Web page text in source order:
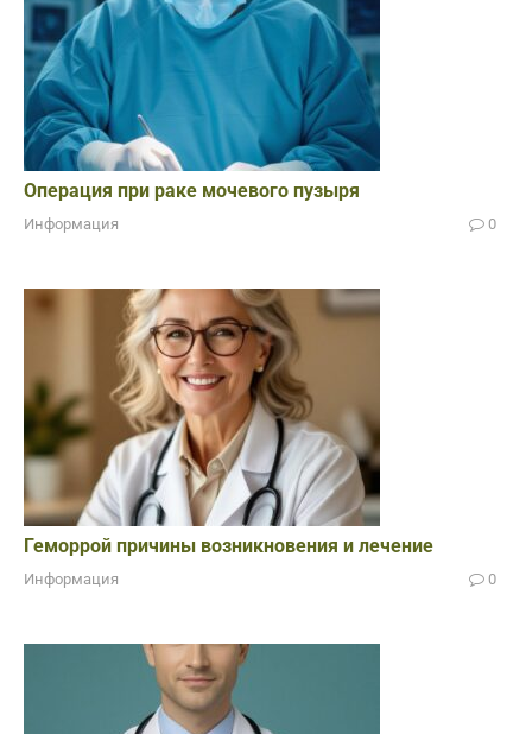
Операция при раке мочевого пузыря
Информация 0
Геморрой причины возникновения и лечение
Информация 0